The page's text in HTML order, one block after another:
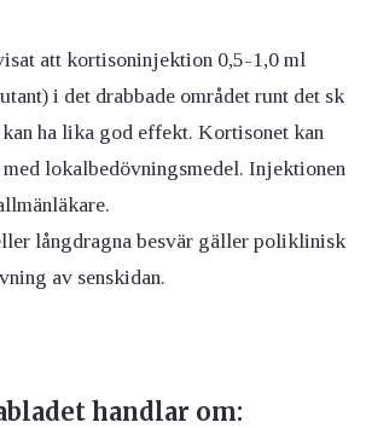
att kortisoninjektion 0,5-1,0 ml
i det drabbade området runt det sk
ha lika god effekt. Kortisonet kan
lokalbedövningsmedel. Injektionen
långdragna besvär gäller poliklinisk
av senskidan.
handlar om: